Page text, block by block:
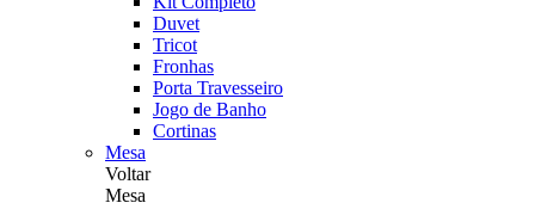
Duvet
Tricot
Fronhas
Porta Travesseiro
Jogo de Banho
Cortinas
Mesa
Voltar
Mesa